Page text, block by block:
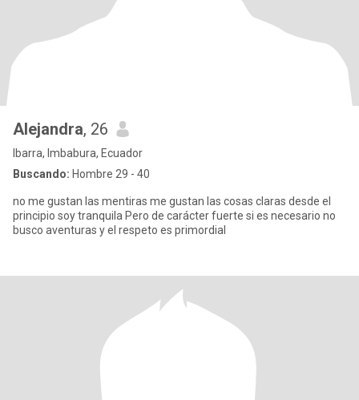
Alejandra, 26
Ibarra, Imbabura, Ecuador
Buscando: Hombre 29 - 40
no me gustan las mentiras me gustan las cosas claras desde el
principio soy tranquila Pero de carácter fuerte si es necesario no
busco aventuras y el respeto es primordial